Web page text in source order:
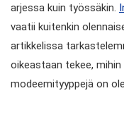
arjessa kuin työssäkin.
vaatii kuitenkin
artikkelissa
oikeastaan tekee,
modeemityyppejä on